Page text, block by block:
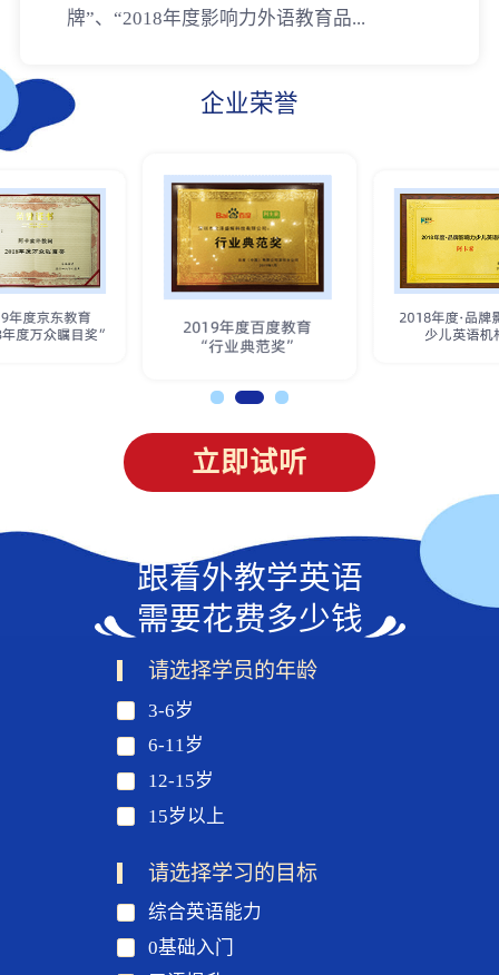
牌”、“2018年度影响力外语教育品...
企业荣誉
立即试听
跟着外教学英语
需要花费多少钱
请选择学员的年龄
3-6岁
6-11岁
12-15岁
15岁以上
请选择学习的目标
综合英语能力
0基础入门